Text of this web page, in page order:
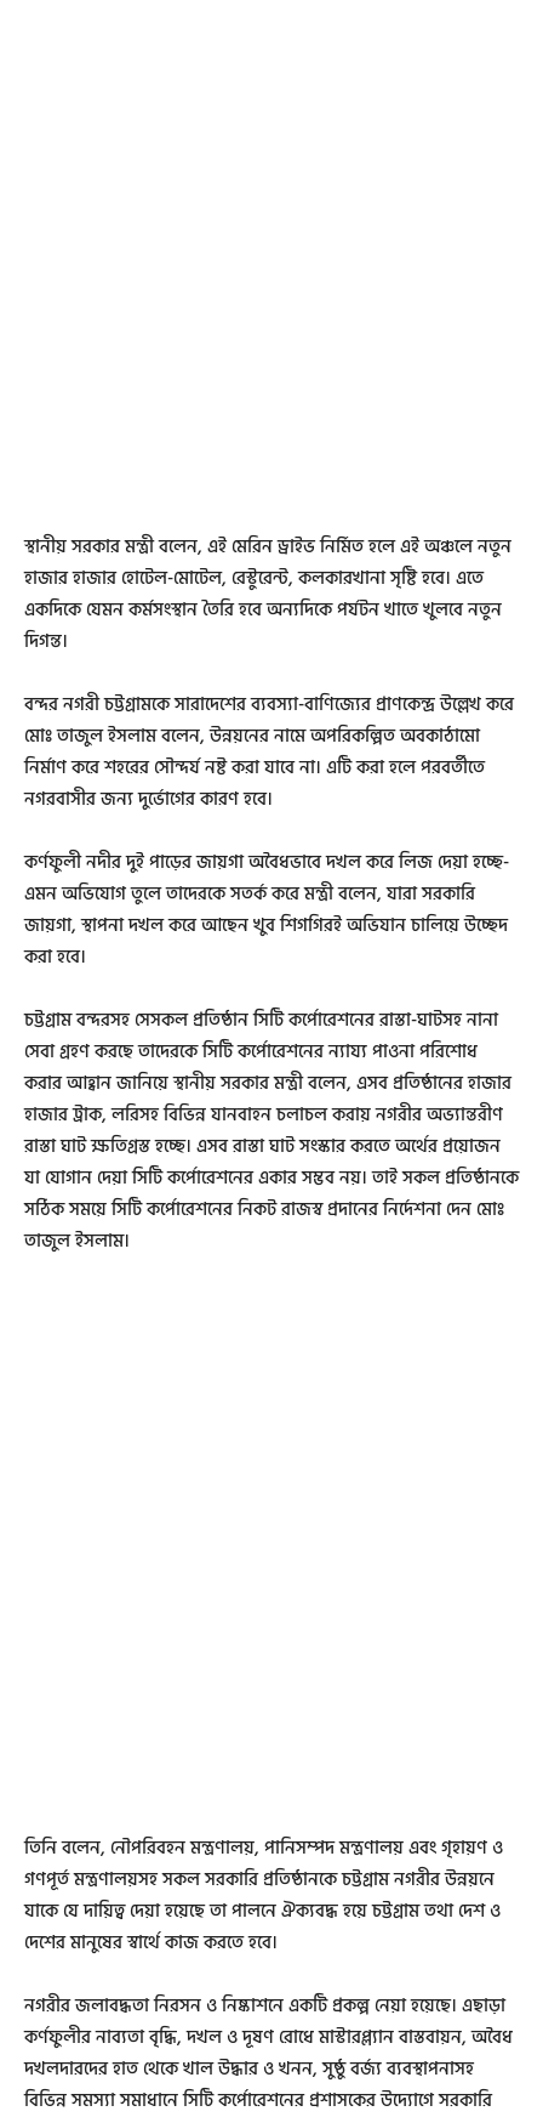
স্থানীয় সরকার মন্ত্রী বলেন, এই মেরিন ড্রাইভ নির্মিত হলে এই অঞ্চলে নতুন
হাজার হাজার হোটেল-মোটেল, রেস্টুরেন্ট, কলকারখানা সৃষ্টি হবে। এতে
একদিকে যেমন কর্মসংস্থান তৈরি হবে অন্যদিকে পর্যটন খাতে খুলবে নতুন
দিগন্ত।
বন্দর নগরী চট্টগ্রামকে সারাদেশের ব্যবস্যা-বাণিজ্যের প্রাণকেন্দ্র উল্লেখ করে
মোঃ তাজুল ইসলাম বলেন, উন্নয়নের নামে অপরিকল্পিত অবকাঠামো
নির্মাণ করে শহরের সৌন্দর্য নষ্ট করা যাবে না। এটি করা হলে পরবর্তীতে
নগরবাসীর জন্য দুর্ভোগের কারণ হবে।
কর্ণফুলী নদীর দুই পাড়ের জায়গা অবৈধভাবে দখল করে লিজ দেয়া হচ্ছে-
এমন অভিযোগ তুলে তাদেরকে সতর্ক করে মন্ত্রী বলেন, যারা সরকারি
জায়গা, স্থাপনা দখল করে আছেন খুব শিগগিরই অভিযান চালিয়ে উচ্ছেদ
করা হবে।
চট্টগ্রাম বন্দরসহ সেসকল প্রতিষ্ঠান সিটি কর্পোরেশনের রাস্তা-ঘাটসহ নানা
সেবা গ্রহণ করছে তাদেরকে সিটি কর্পোরেশনের ন্যায্য পাওনা পরিশোধ
করার আহ্বান জানিয়ে স্থানীয় সরকার মন্ত্রী বলেন, এসব প্রতিষ্ঠানের হাজার
হাজার ট্রাক, লরিসহ বিভিন্ন যানবাহন চলাচল করায় নগরীর অভ্যান্তরীণ
রাস্তা ঘাট ক্ষতিগ্রস্ত হচ্ছে। এসব রাস্তা ঘাট সংস্কার করতে অর্থের প্রয়োজন
যা যোগান দেয়া সিটি কর্পোরেশনের একার সম্ভব নয়। তাই সকল প্রতিষ্ঠানকে
সঠিক সময়ে সিটি কর্পোরেশনের নিকট রাজস্ব প্রদানের নির্দেশনা দেন মোঃ
তাজুল ইসলাম।
তিনি বলেন, নৌপরিবহন মন্ত্রণালয়, পানিসম্পদ মন্ত্রণালয় এবং গৃহায়ণ ও
গণপূর্ত মন্ত্রণালয়সহ সকল সরকারি প্রতিষ্ঠানকে চট্টগ্রাম নগরীর উন্নয়নে
যাকে যে দায়িত্ব দেয়া হয়েছে তা পালনে ঐক্যবদ্ধ হয়ে চট্টগ্রাম তথা দেশ ও
দেশের মানুষের স্বার্থে কাজ করতে হবে।
নগরীর জলাবদ্ধতা নিরসন ও নিষ্কাশনে একটি প্রকল্প নেয়া হয়েছে। এছাড়া
কর্ণফুলীর নাব্যতা বৃদ্ধি, দখল ও দূষণ রোধে মাস্টারপ্ল্যান বাস্তবায়ন, অবৈধ
দখলদারদের হাত থেকে খাল উদ্ধার ও খনন, সুষ্ঠু বর্জ্য ব্যবস্থাপনাসহ
বিভিন্ন সমস্যা সমাধানে সিটি কর্পোরেশনের প্রশাসকের উদ্যোগে সরকারি